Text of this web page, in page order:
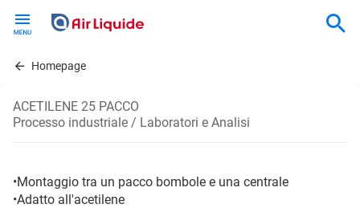
contentHomepage
ACETILENE 25 PACCO
Processo industriale / Laboratori e Analisi
•Montaggio tra un pacco bombole e una centrale
•Adatto all'acetilene